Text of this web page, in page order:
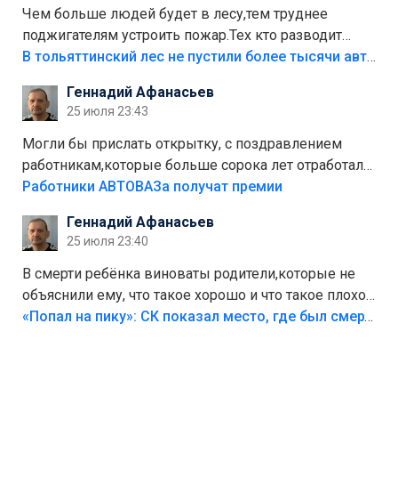
Чем больше людей будет в лесу,тем труднее
поджигателям устроить пожар.Тех кто разводит
костры,тех надо безбожно штрафовать.Камер полно
Штрафы мизерные.
В тольяттинский лес не пустили более тысячи автомобилей
Геннадий Афанасьев
25 июля 23:43
Могли бы прислать открытку, с поздравлением
работникам,которые больше сорока лет отработали
на предприятии.
Работники АВТОВАЗа получат премии
Геннадий Афанасьев
25 июля 23:40
В смерти ребёнка виноваты родители,которые не
объяснили ему, что такое хорошо и что такое плохо!
Лезть через такой забор,верх безумия,есть же
«Попал на пику»: СК показал место, где был смертельно травмирован ребенок в Тольятти